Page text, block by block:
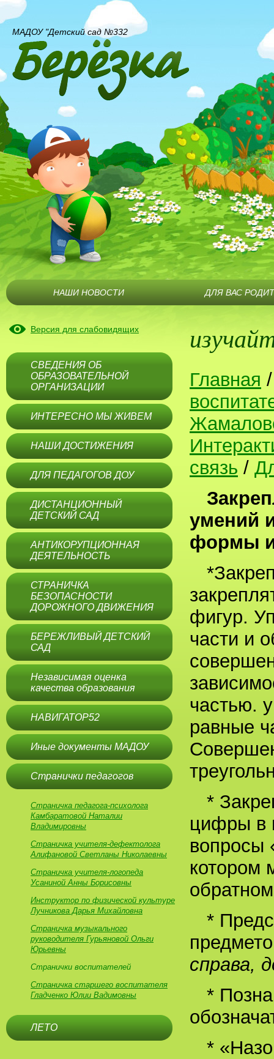
Версия для слабовидящих
СВЕДЕНИЯ ОБ
ОБРАЗОВАТЕЛЬНОЙ
ОРГАНИЗАЦИИ
ИНТЕРЕСНО МЫ ЖИВЕМ
НАШИ ДОСТИЖЕНИЯ
ДЛЯ ПЕДАГОГОВ ДОУ
ДИСТАНЦИОННЫЙ
ДЕТСКИЙ САД
АНТИКОРУПЦИОННАЯ
ДЕЯТЕЛЬНОСТЬ
СТРАНИЧКА
БЕЗОПАСНОСТИ
ДОРОЖНОГО ДВИЖЕНИЯ
БЕРЕЖЛИВЫЙ ДЕТСКИЙ
САД
Независимая оценка
качества образования
НАВИГАТОР52
Иные документы МАДОУ
Странички педагогов
Страничка педагога-психолога
Камбаратовой Наталии
Владимировны
Страничка учителя-дефектолога
Алифановой Светланы Николаевны
Страничка учителя-логопеда
Усаниной Анны Борисовны
Инструктор по физической культуре
Лучникова Дарья Михайловна
Страничка музыкального
руководителя Гурьяновой Ольги
Юрьевны
Странички воспитателей
Страничка старшего воспитателя
Гладченко Юлии Вадимовны
ЛЕТО
Главная
связь /
умений
формы и
фигур.
части и
частью.
равные
*
цифры в
вопросы
котором
*
справа,
*
*
МАДОУ "Детский сад №332
НАШИ НОВОСТИ ДЛЯ ВАС